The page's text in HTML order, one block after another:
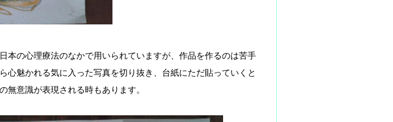
の心理療法のなかで用いられていますが、作品を作るのは苦手
心魅かれる気に入った写真を切り抜き、台紙にただ貼っていくと
無意識が表現される時もあります。